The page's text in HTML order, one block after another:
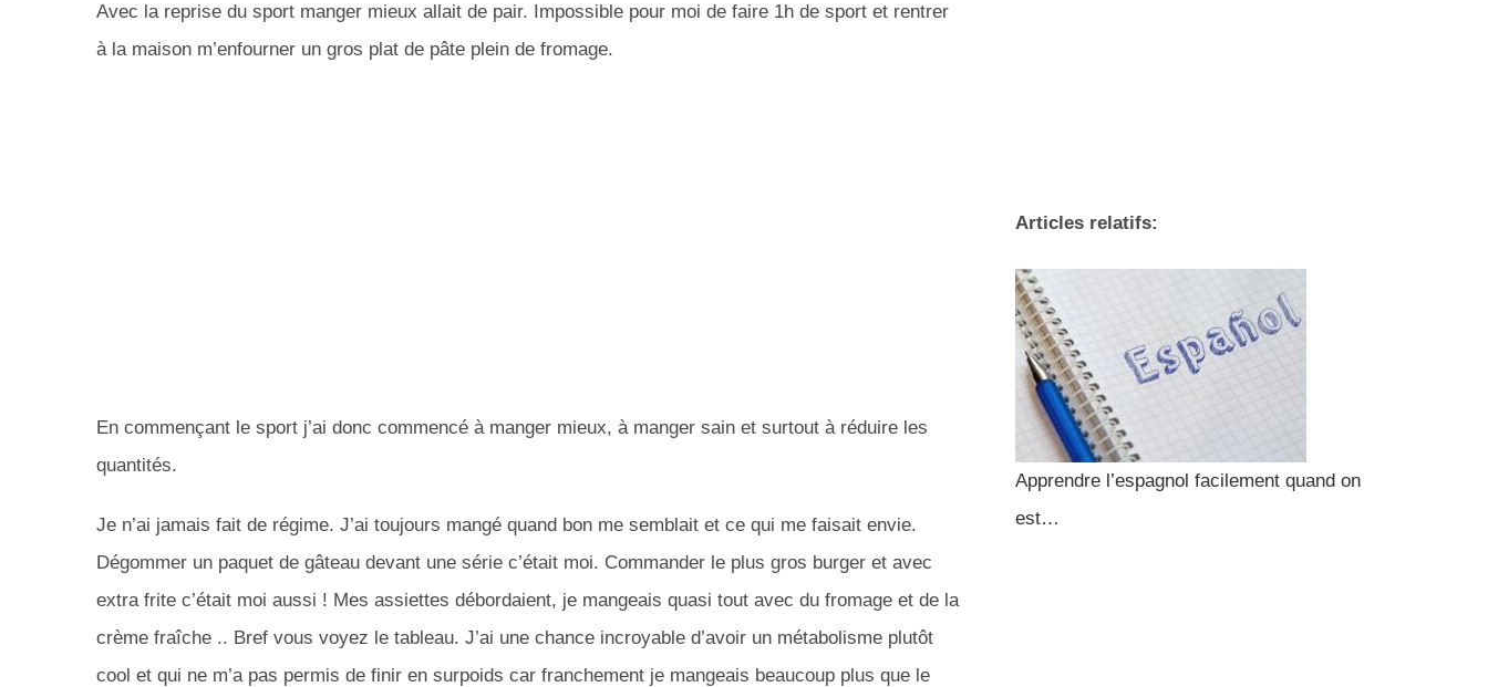
Avec la reprise du sport manger mieux allait de pair. Impossible pour moi de faire 1h de sport et rentrer
à la maison m’enfourner un gros plat de pâte plein de fromage.
En commençant le sport j’ai donc commencé à manger mieux, à manger sain et surtout à réduire les
quantités.
Je n’ai jamais fait de régime. J’ai toujours mangé quand bon me semblait et ce qui me faisait envie.
Dégommer un paquet de gâteau devant une série c’était moi. Commander le plus gros burger et avec
extra frite c’était moi aussi ! Mes assiettes débordaient, je mangeais quasi tout avec du fromage et de la
crème fraîche .. Bref vous voyez le tableau. J’ai une chance incroyable d’avoir un métabolisme plutôt
cool et qui ne m’a pas permis de finir en surpoids car franchement je mangeais beaucoup plus que le
Articles relatifs:
Apprendre l’espagnol facilement quand on
est…